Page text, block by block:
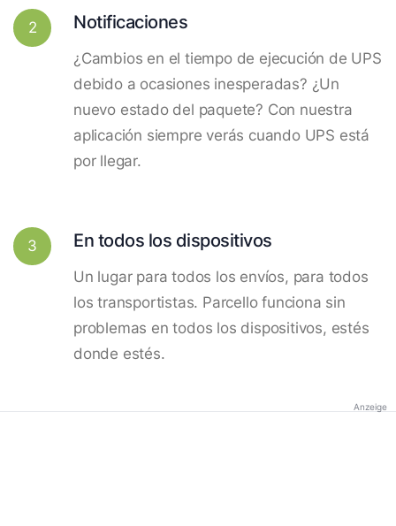
2 Notificaciones
¿Cambios en el tiempo de ejecución de UPS
debido a ocasiones inesperadas? ¿Un
nuevo estado del paquete? Con nuestra
aplicación siempre verás cuando UPS está
por llegar.
3 En todos los dispositivos
Un lugar para todos los envíos, para todos
los transportistas. Parcello funciona sin
problemas en todos los dispositivos, estés
donde estés.
Anzeige